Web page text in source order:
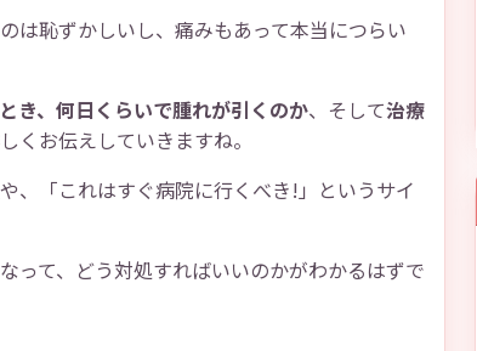
は恥ずかしいし、痛みもあって本当につらい
き、何日くらいで腫れが引くのか、そして治療
くお伝えしていきますね。
、「これはすぐ病院に行くべき!」というサイ
って、どう対処すればいいのかがわかるはずで